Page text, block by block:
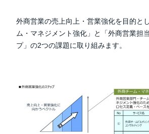
外商営業の売上向上・営業強化を目的と
ム・マネジメント強化」と「外商営業担
プ」の2つの課題に取り組みます。